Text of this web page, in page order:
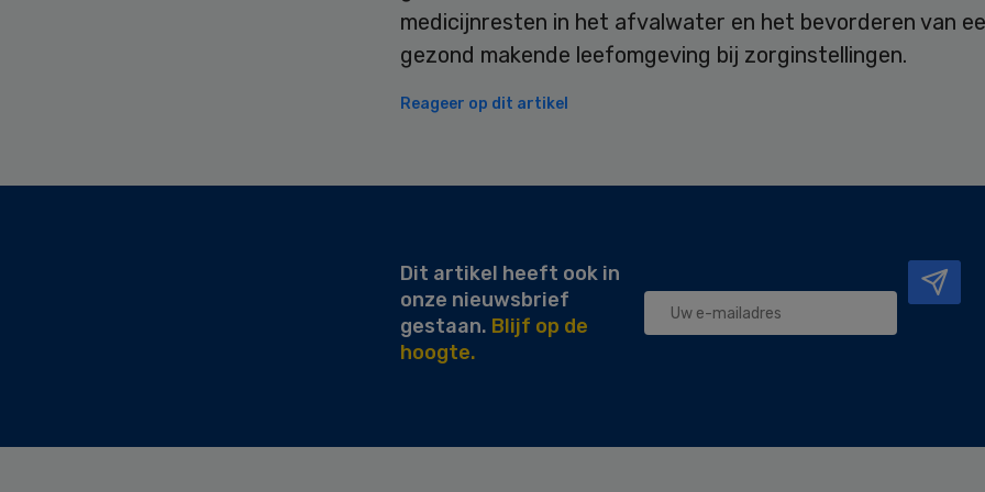
medicijnresten in het afvalwater en het bevorderen van
gezond makende leefomgeving bij zorginstellingen.
Reageer op dit artikel
Dit artikel heeft ook in
onze nieuwsbrief
gestaan. Blijf op de
hoogte.